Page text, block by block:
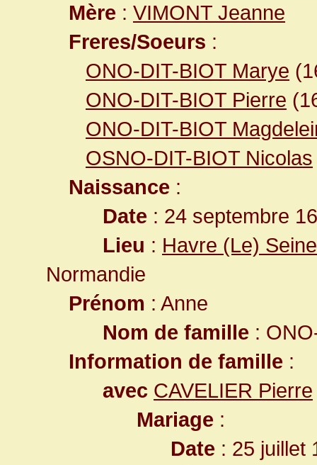
Mère : VIMONT Jeanne
Freres/Soeurs :
ONO-DIT-BIOT Marye
ONO-DIT-BIOT Pierre
ONO-DIT-BIOT
OSNO-DIT-BIOT Nicolas
Naissance :
Date : 24 septembre
Lieu : Havre (Le)
Normandie
Prénom : Anne
Nom de famille :
Information de famille :
avec CAVELIER Pierre
Mariage :
Date : 25 juillet